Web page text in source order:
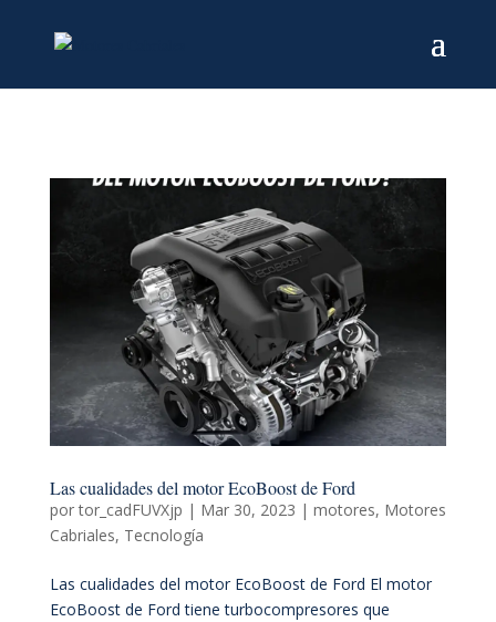
Las cualidades del motor EcoBoost de Ford
portor_cadFUVXjp | Mar 30, 2023 | motores, Motores
Cabriales, Tecnología
Las cualidades del motor EcoBoost de Ford El motor
EcoBoost de Ford tiene turbocompresores que